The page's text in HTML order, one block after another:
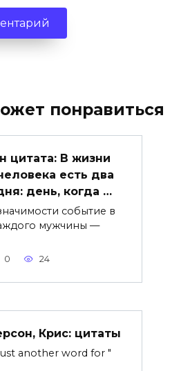
понравиться
цитата: В жизни
есть два
день, когда …
событие в
мужчины —
0 24
Крис: цитаты
another word for "